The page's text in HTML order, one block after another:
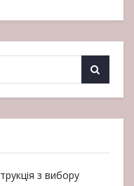
з вибору